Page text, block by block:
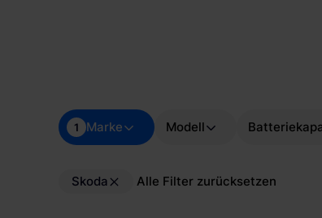
Marke
1 Modell
Skoda Alle Filter zurücksetzen